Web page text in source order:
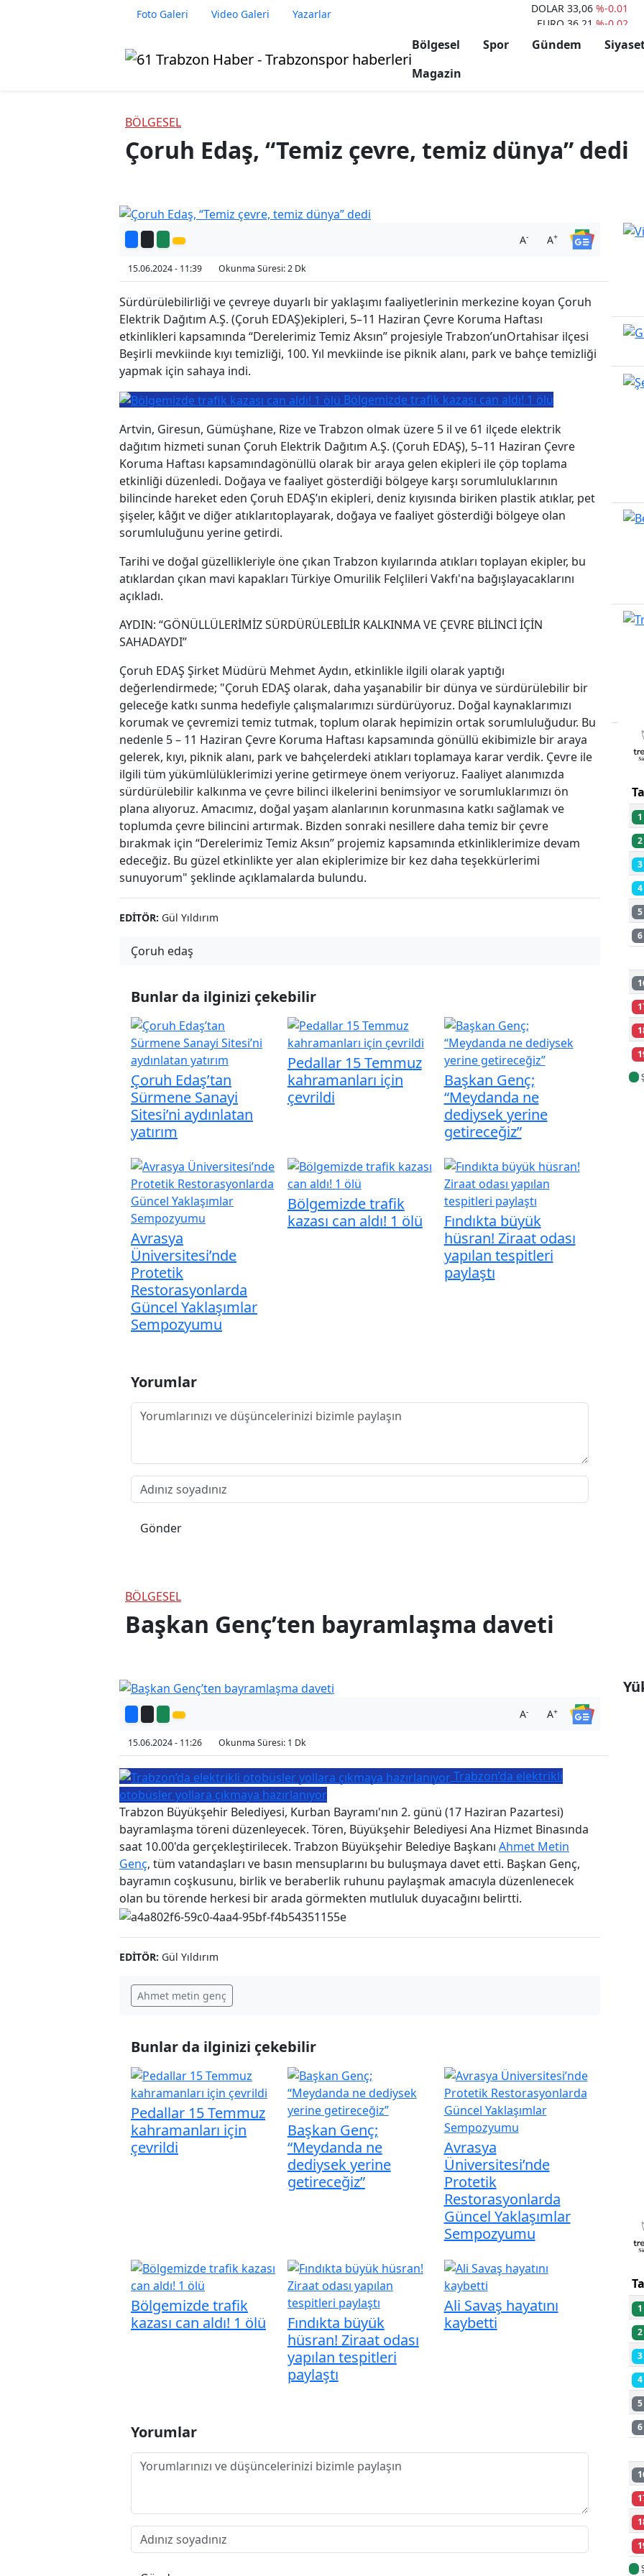
Foto Galeri Video Galeri Yazarlar DOLAR 33,06 %-0.01
EURO 36,21 %-0.02
ALTIN
2.616,66
%0.09
BİST10011.139
%0.05
Bölgesel Spor Gündem
Magazin
BÖLGESEL
Çoruh Edaş, “Temiz çevre, temiz dünya” dedi
A- A+
15.06.2024 - 11:39 Okunma Süresi: 2 Dk
Sürdürülebilirliği ve çevreye duyarlı bir yaklaşımı faaliyetlerinin merkezine koyan Çoruh
Elektrik Dağıtım A.Ş. (Çoruh EDAŞ)ekipleri, 5–11 Haziran Çevre Koruma Haftası
etkinlikleri kapsamında “Derelerimiz Temiz Aksın” projesiyle Trabzon’unOrtahisar ilçesi
Beşirli mevkiinde kıyı temizliği, 100. Yıl mevkiinde ise piknik alanı, park ve bahçe temizliği
yapmak için sahaya indi.
Bölgemizde trafik kazası can aldı! 1 ölü
Artvin, Giresun, Gümüşhane, Rize ve Trabzon olmak üzere 5 il ve 61 ilçede elektrik
dağıtım hizmeti sunan Çoruh Elektrik Dağıtım A.Ş. (Çoruh EDAŞ), 5–11 Haziran Çevre
Koruma Haftası kapsamındagönüllü olarak bir araya gelen ekipleri ile çöp toplama
etkinliği düzenledi. Doğaya ve faaliyet gösterdiği bölgeye karşı sorumluluklarının
bilincinde hareket eden Çoruh EDAŞ’ın ekipleri, deniz kıyısında biriken plastik atıklar, pet
şişeler, kâğıt ve diğer atıklarıtoplayarak, doğaya ve faaliyet gösterdiği bölgeye olan
sorumluluğunu yerine getirdi.
Tarihi ve doğal güzellikleriyle öne çıkan Trabzon kıyılarında atıkları toplayan ekipler, bu
atıklardan çıkan mavi kapakları Türkiye Omurilik Felçlileri Vakfı'na bağışlayacaklarını
açıkladı.
AYDIN: “GÖNÜLLÜLERİMİZ SÜRDÜRÜLEBİLİR KALKINMA VE ÇEVRE BİLİNCİ İÇİN
SAHADAYDI”
Çoruh EDAŞ Şirket Müdürü Mehmet Aydın, etkinlikle ilgili olarak yaptığı
değerlendirmede; "Çoruh EDAŞ olarak, daha yaşanabilir bir dünya ve sürdürülebilir bir
geleceğe katkı sunma hedefiyle çalışmalarımızı sürdürüyoruz. Doğal kaynaklarımızı
korumak ve çevremizi temiz tutmak, toplum olarak hepimizin ortak sorumluluğudur. Bu
nedenle 5 – 11 Haziran Çevre Koruma Haftası kapsamında gönüllü ekibimizle bir araya
gelerek, kıyı, piknik alanı, park ve bahçelerdeki atıkları toplamaya karar verdik. Çevre ile
ilgili tüm yükümlülüklerimizi yerine getirmeye önem veriyoruz. Faaliyet alanımızda
sürdürülebilir kalkınma ve çevre bilinci ilkelerini benimsiyor ve sorumluklarımızı ön
plana alıyoruz. Amacımız, doğal yaşam alanlarının korunmasına katkı sağlamak ve
toplumda çevre bilincini artırmak. Bizden sonraki nesillere daha temiz bir çevre
bırakmak için “Derelerimiz Temiz Aksın” projemiz kapsamında etkinliklerimize devam
edeceğiz. Bu güzel etkinlikte yer alan ekiplerimize bir kez daha teşekkürlerimi
sunuyorum" şeklinde açıklamalarda bulundu.
EDITÖR: Gül Yıldırım
Çoruh edaş
Bunlar da ilginizi çekebilir
Çoruh Edaş’tan
Sürmene Sanayi
Sitesi’ni aydınlatan
yatırım
Pedallar 15 Temmuz
kahramanları için
çevrildi
Başkan Genç;
“Meydanda ne
dediysek yerine
getireceğiz”
Avrasya
Üniversitesi’nde
Protetik
Restorasyonlarda
Güncel Yaklaşımlar
Sempozyumu
Bölgemizde trafik
kazası can aldı! 1 ölü
Fındıkta büyük
hüsran! Ziraat odası
yapılan tespitleri
paylaştı
Yorumlar
Gönder
1
2
3
4
5
6
BÖLGESEL
Başkan Genç’ten bayramlaşma daveti
A- A+
15.06.2024 - 11:26 Okunma Süresi: 1 Dk
Trabzon’da elektrikli
otobüsler yollara çıkmaya hazırlanıyor
Trabzon Büyükşehir Belediyesi, Kurban Bayramı'nın 2. günü (17 Haziran Pazartesi)
bayramlaşma töreni düzenleyecek. Tören, Büyükşehir Belediyesi Ana Hizmet Binasında
saat 10.00'da gerçekleştirilecek. Trabzon Büyükşehir Belediye Başkanı Ahmet Metin
Genç, tüm vatandaşları ve basın mensuplarını bu buluşmaya davet etti. Başkan Genç,
bayramın coşkusunu, birlik ve beraberlik ruhunu paylaşmak amacıyla düzenlenecek
olan bu törende herkesi bir arada görmekten mutluluk duyacağını belirtti.
EDITÖR: Gül Yıldırım
Ahmet metin genç
Bunlar da ilginizi çekebilir
Pedallar 15 Temmuz
kahramanları için
çevrildi
Başkan Genç;
“Meydanda ne
dediysek yerine
getireceğiz”
Avrasya
Üniversitesi’nde
Protetik
Restorasyonlarda
Güncel Yaklaşımlar
Sempozyumu
Bölgemizde trafik
kazası can aldı! 1 ölü
Fındıkta büyük
hüsran! Ziraat odası
yapılan tespitleri
paylaştı
Ali Savaş hayatını
kaybetti
Yorumlar
1
2
3
4
5
6